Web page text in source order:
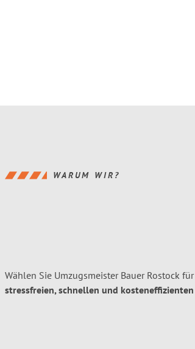
WARUM WIR?
Wählen Sie Umzugsmeister Bauer Rostock
stressfreien, schnellen und kosteneffizienten